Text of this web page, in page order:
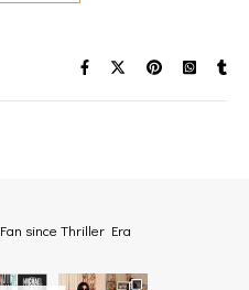
Fan since Thriller Era